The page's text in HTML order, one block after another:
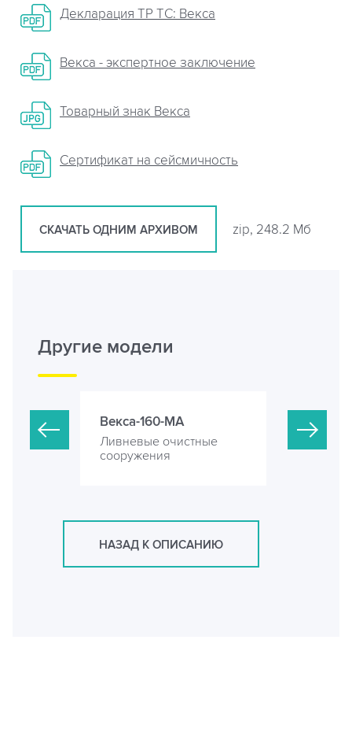
Декларация ТР ТС: Векса
Векса - экспертное заключение
Товарный знак Векса
Сертификат на сейсмичность
СКАЧАТЬ ОДНИМ АРХИВОМ zip, 248.2 Мб
Другие модели
Векса-160-МА
Ливневые очистные
сооружения
Векса-
Ливневые
НАЗАД К ОПИСАНИЮ